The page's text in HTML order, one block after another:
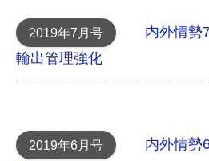
2019年7月号 内外情勢
輸出管理強化
2019年6月号 内外情勢